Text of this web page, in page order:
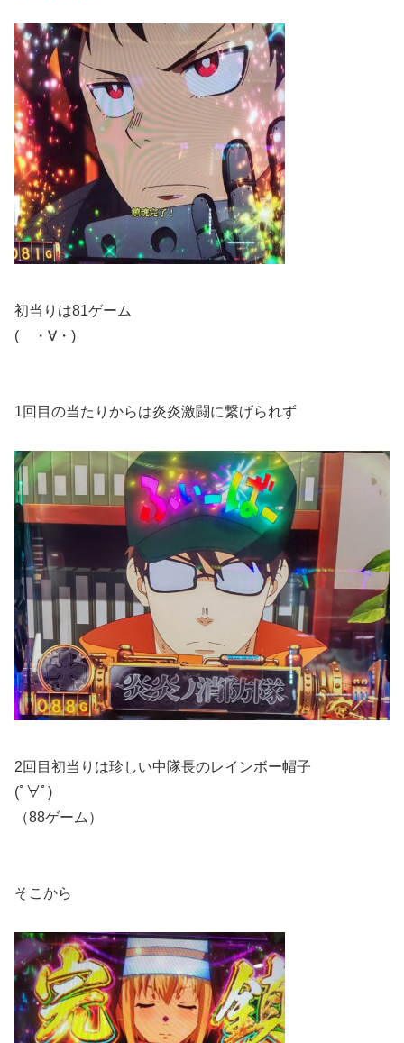
初当りは81ゲーム
( ・∀・)
1回目の当たりからは炎炎激闘に繋げられず
2回目初当りは珍しい中隊長のレインボー帽子
(ﾟ∀ﾟ)
（88ゲーム）
そこから